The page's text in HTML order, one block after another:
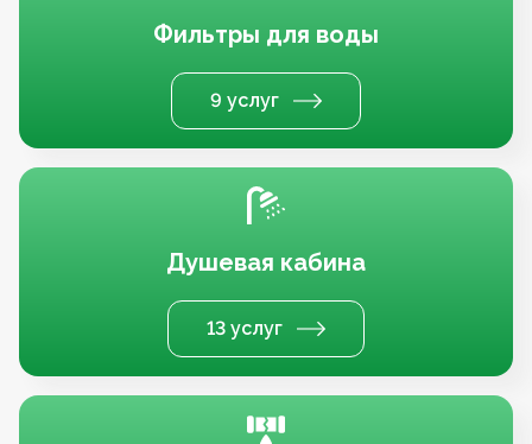
Фильтры для воды
9 услуг
Душевая кабина
13 услуг